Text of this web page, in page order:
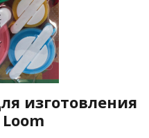
изготовления